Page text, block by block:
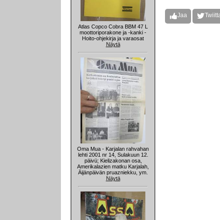
Atlas Copco Cobra BBM 47 L
moottoriporakone ja -kanki -
Hoito-ohjekirja ja varaosat
Näytä
Oma Mua - Karjalan rahvahan
lehti 2001 nr 14, Sulakuun 12.
päivü; Kielizakonan osa,
Amerikalazien matku Karjalah,
Äijänpäivän pruazniekku, ym.
Näytä
Jaa